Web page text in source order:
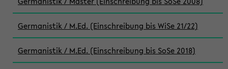
Germanistik / M.Ed. (Einschreibung bis WiSe 21/22)
Germanistik / M.Ed. (Einschreibung bis SoSe 2018)